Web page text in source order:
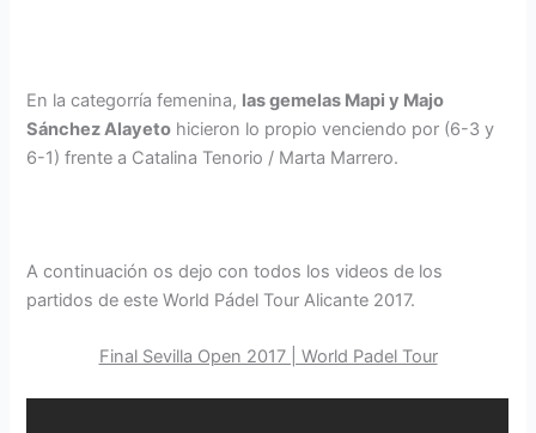
En la categorría femenina, las gemelas Mapi y Majo
Sánchez Alayeto hicieron lo propio venciendo por (6-3 y
6-1) frente a Catalina Tenorio / Marta Marrero.
A continuación os dejo con todos los videos de los
partidos de este World Pádel Tour Alicante 2017.
Final Sevilla Open 2017 | World Padel Tour